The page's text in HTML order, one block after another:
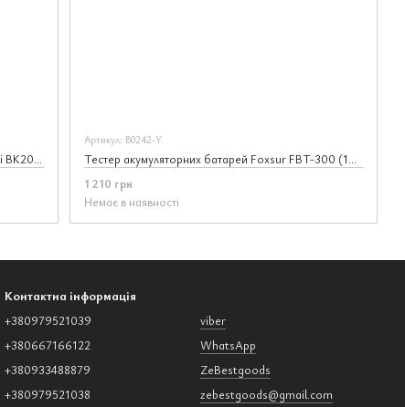
Тестер акумуляторних батарей АКБ Konnwei BK200 для всіх автомобілів 6В/12В/24В
Артикул: В0242-Y
Тестер акумуляторних батарей Foxsur FBT-300 (12V, 24V), жовтий
1 210 грн
Немає в наявності
Контактна інформація
+380979521039
+380667166122
+380933488879
+380979521038
viber
WhatsApp
ZeBestgoods
zebestgoods@gmail.com